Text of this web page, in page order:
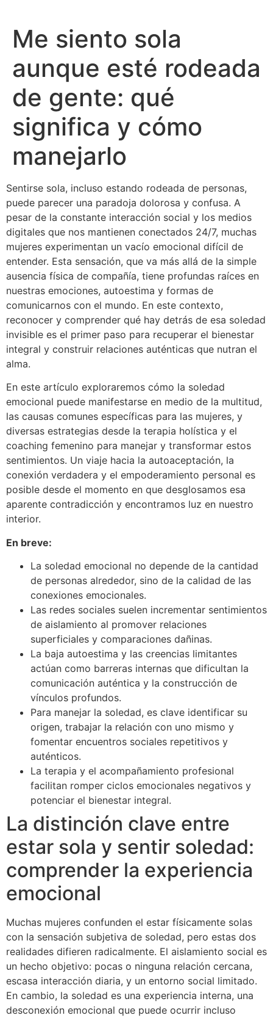
Me siento sola
aunque esté rodeada
de gente: qué
significa y cómo
manejarlo
Sentirse sola, incluso estando rodeada de personas,
puede parecer una paradoja dolorosa y confusa. A
pesar de la constante interacción social y los medios
digitales que nos mantienen conectados 24/7, muchas
mujeres experimentan un vacío emocional difícil de
entender. Esta sensación, que va más allá de la simple
ausencia física de compañía, tiene profundas raíces en
nuestras emociones, autoestima y formas de
comunicarnos con el mundo. En este contexto,
reconocer y comprender qué hay detrás de esa soledad
invisible es el primer paso para recuperar el bienestar
integral y construir relaciones auténticas que nutran el
alma.
En este artículo exploraremos cómo la soledad
emocional puede manifestarse en medio de la multitud,
las causas comunes específicas para las mujeres, y
diversas estrategias desde la terapia holística y el
coaching femenino para manejar y transformar estos
sentimientos. Un viaje hacia la autoaceptación, la
conexión verdadera y el empoderamiento personal es
posible desde el momento en que desglosamos esa
aparente contradicción y encontramos luz en nuestro
interior.
En breve:
La soledad emocional no depende de la cantidad
de personas alrededor, sino de la calidad de las
conexiones emocionales.
Las redes sociales suelen incrementar sentimientos
de aislamiento al promover relaciones
superficiales y comparaciones dañinas.
La baja autoestima y las creencias limitantes
actúan como barreras internas que dificultan la
comunicación auténtica y la construcción de
vínculos profundos.
Para manejar la soledad, es clave identificar su
origen, trabajar la relación con uno mismo y
fomentar encuentros sociales repetitivos y
auténticos.
La terapia y el acompañamiento profesional
facilitan romper ciclos emocionales negativos y
potenciar el bienestar integral.
La distinción clave entre
estar sola y sentir soledad:
comprender la experiencia
emocional
Muchas mujeres confunden el estar físicamente solas
con la sensación subjetiva de soledad, pero estas dos
realidades difieren radicalmente. El aislamiento social es
un hecho objetivo: pocas o ninguna relación cercana,
escasa interacción diaria, y un entorno social limitado.
En cambio, la soledad es una experiencia interna, una
desconexión emocional que puede ocurrir incluso